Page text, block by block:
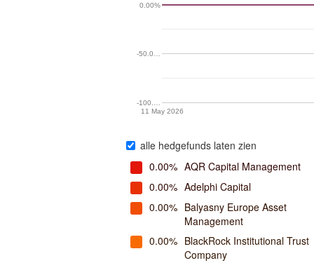
11 May 2026
-100.…
-50.0…
0.00%
alle hedgefunds laten zien
0.00% AQR Capital Management
0.00% Adelphi Capital
0.00% Balyasny Europe Asset
Management
0.00% BlackRock Institutional Trust
Company